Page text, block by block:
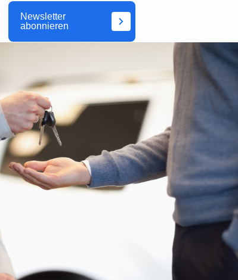
Newsletter
abonnieren